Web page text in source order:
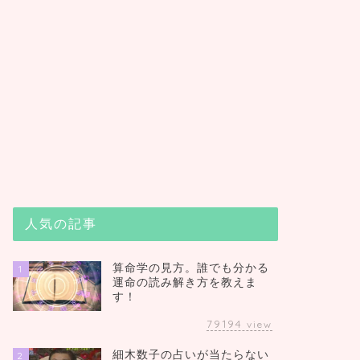
人気の記事
1
算命学の見方。誰でも分かる
運命の読み解き方を教えま
す！
79194 view
2 細木数子の占いが当たらない